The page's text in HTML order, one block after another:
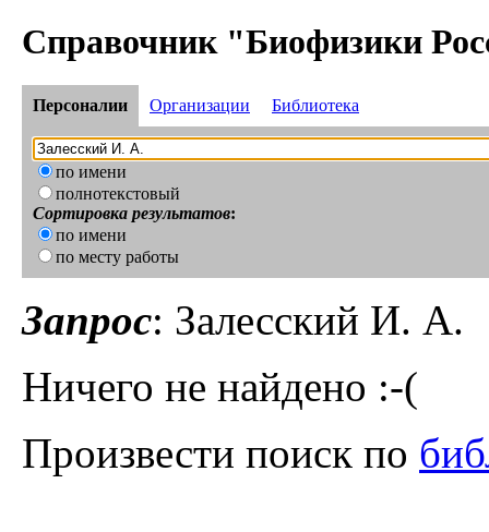
Справочник "Биофизики
Персоналии Организации Библиотека
по имени
полнотекстовый
Сортировка результатов:
по имени
по месту работы
Запрос: Залесский И. А.
Ничего не найдено :-(
Произвести поиск по